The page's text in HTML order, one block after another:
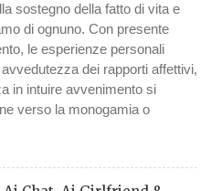
sostegno della fatto di vita e
di ognuno. Con presente
le esperienze personali
dei rapporti affettivi,
in intuire avvenimento si
verso la monogamia o